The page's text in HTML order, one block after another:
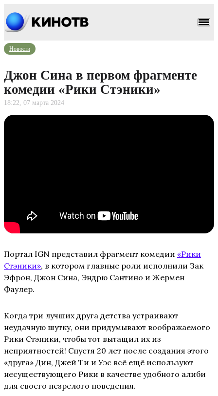
Новости
Джон Сина в первом фрагменте
комедии «Рики Стэники»
18:22, 07 марта 2024
Портал IGN представил фрагмент комедии «Рики
Стэники», в котором главные роли исполнили Зак
Эфрон, Джон Сина, Эндрю Сантино и Жермен
Фаулер.
Когда три лучших друга детства устраивают
неудачную шутку, они придумывают воображаемого
Рики Стэники, чтобы тот вытащил их из
неприятностей! Спустя 20 лет после создания этого
«друга» Дин, Джей Ти и Уэс всё ещё используют
несуществующего Рики в качестве удобного алиби
для своего незрелого поведения.